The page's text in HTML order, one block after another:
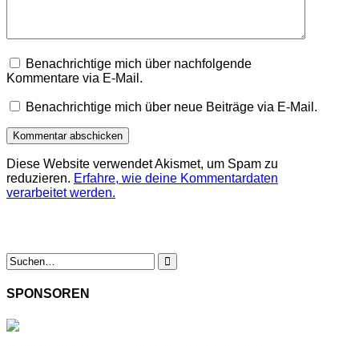
Benachrichtige mich über nachfolgende
Kommentare via E-Mail.
Benachrichtige mich über neue Beiträge via E-Mail.
Diese Website verwendet Akismet, um Spam zu
reduzieren. Erfahre, wie deine Kommentardaten
verarbeitet werden.
SPONSOREN